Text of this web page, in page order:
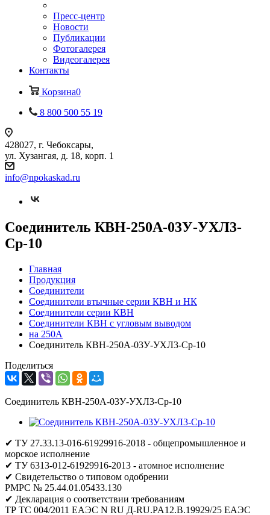
Пресс-центр
Новости
Публикации
Фотогалерея
Видеогалерея
Контакты
Корзина0
8 800 500 55 19
428027, г. Чебоксары,
ул. Хузангая, д. 18, корп. 1
info@npokaskad.ru
Соединитель КВН-250А-03У-УХЛ3-
Ср-10
Главная
Продукция
Соединители
Соединители втычные серии КВН и НК
Соединители серии КВН
Соединители КВН с угловым выводом
на 250А
Соединитель КВН-250А-03У-УХЛ3-Ср-10
Поделиться
Соединитель КВН-250А-03У-УХЛ3-Ср-10
✔ ТУ 27.33.13-016-61929916-2018 - общепромышленное и
морское исполнение
✔ ТУ 6313-012-61929916-2013 - атомное исполнение
✔ Свидетельство о типовом одобрении
РМРС № 25.44.01.05433.130
✔ Декларация о соответствии требованиям
ТР ТС 004/2011 ЕАЭС N RU Д-RU.PA12.B.19929/25 ЕАЭС